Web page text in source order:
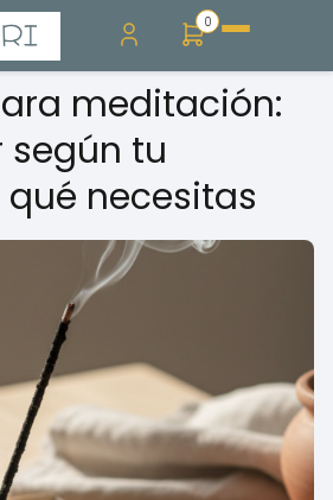
0
meditación:
según tu
necesitas